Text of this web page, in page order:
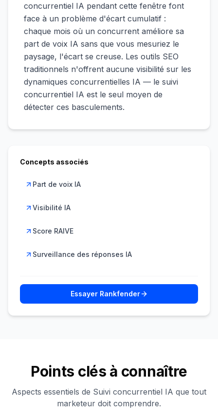
concurrentiel IA pendant cette fenêtre font
face à un problème d'écart cumulatif :
chaque mois où un concurrent améliore sa
part de voix IA sans que vous mesuriez le
paysage, l'écart se creuse. Les outils SEO
traditionnels n'offrent aucune visibilité sur les
dynamiques concurrentielles IA — le suivi
concurrentiel IA est le seul moyen de
détecter ces basculements.
Concepts associés
Part de voix IA
Visibilité IA
Score RAIVE
Surveillance des réponses IA
Essayer Rankfender
Points clés à connaître
Aspects essentiels de Suivi concurrentiel IA que tout
marketeur doit comprendre.